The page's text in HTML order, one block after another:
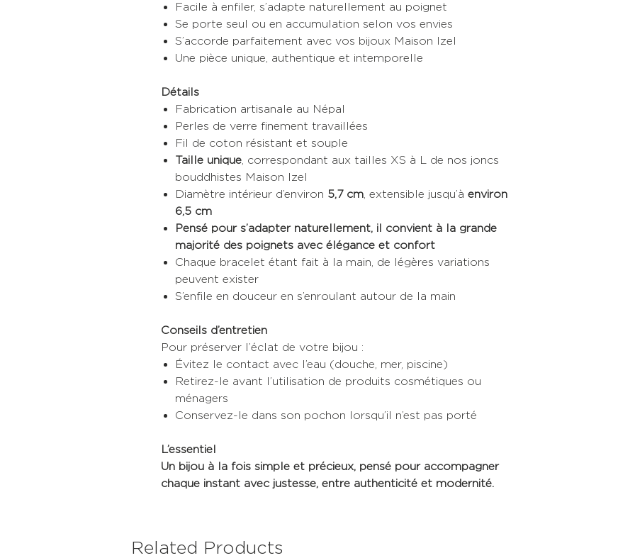
Facile à enfiler, s’adapte naturellement au poignet
Se porte seul ou en accumulation selon vos envies
S’accorde parfaitement avec vos bijoux Maison Izel
Une pièce unique, authentique et intemporelle
Détails
Fabrication artisanale au Népal
Perles de verre finement travaillées
Fil de coton résistant et souple
Taille unique , correspondant aux tailles XS à L de nos joncs
bouddhistes Maison Izel
Diamètre intérieur d’environ 5,7 cm , extensible jusqu’à environ
6,5 cm
Pensé pour s’adapter naturellement, il convient à la grande
majorité des poignets avec élégance et confort
Chaque bracelet étant fait à la main, de légères variations
peuvent exister
S’enfile en douceur en s’enroulant autour de la main
Conseils d’entretien
Pour préserver l’éclat de votre bijou :
Évitez le contact avec l’eau (douche, mer, piscine)
Retirez-le avant l’utilisation de produits cosmétiques ou
ménagers
Conservez-le dans son pochon lorsqu’il n’est pas porté
L’essentiel
Un bijou à la fois simple et précieux, pensé pour accompagner
chaque instant avec justesse, entre authenticité et modernité.
Related Products